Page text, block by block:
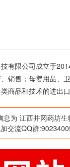
有限公司成立于
销售；母婴用品、
商品和技术的进出
息为 江西井冈药坊
交流QQ群